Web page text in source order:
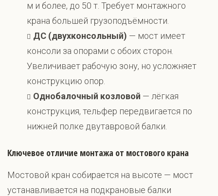
м и более, до 50 т. Требует монтажного
крана большей грузоподъёмности.
ДС (двухконсольный) — мост имеет
консоли за опорами с обоих сторон.
Увеличивает рабочую зону, но усложняет
конструкцию опор.
Однобалочный козловой — лёгкая
конструкция, тельфер передвигается по
нижней полке двутавровой балки.
Ключевое отличие монтажа от мостового крана
Мостовой кран собирается на высоте — мост
устанавливается на подкрановые балки